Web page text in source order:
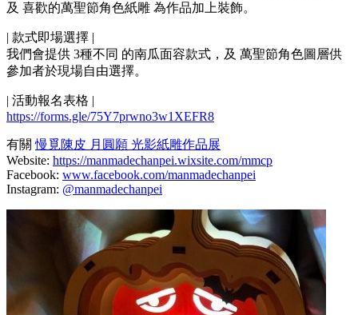
及 喜歡的萬聖節角色紙雕 為作品加上裝飾。
| 款式即場選擇 |
我們會提供 3種不同 的南瓜面容款式，及 萬聖節角色圖層供
參加者於現場自由選擇。
| 活動報名表格 |
https://forms.gle/75Y7prwno3w1XEFR8
有關慢覓陳皮 月圓願 光影紙雕作品展
Website: https://manmadechanpei.wixsite.com/mmcp
Facebook: www.facebook.com/manmadechanpei
Instagram: @manmadechanpei